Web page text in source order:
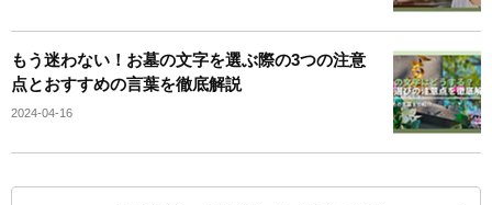
もう迷わない！お墓の文字を選ぶ際の3つの注意
点とおすすめの言葉を徹底解説
2024-04-16